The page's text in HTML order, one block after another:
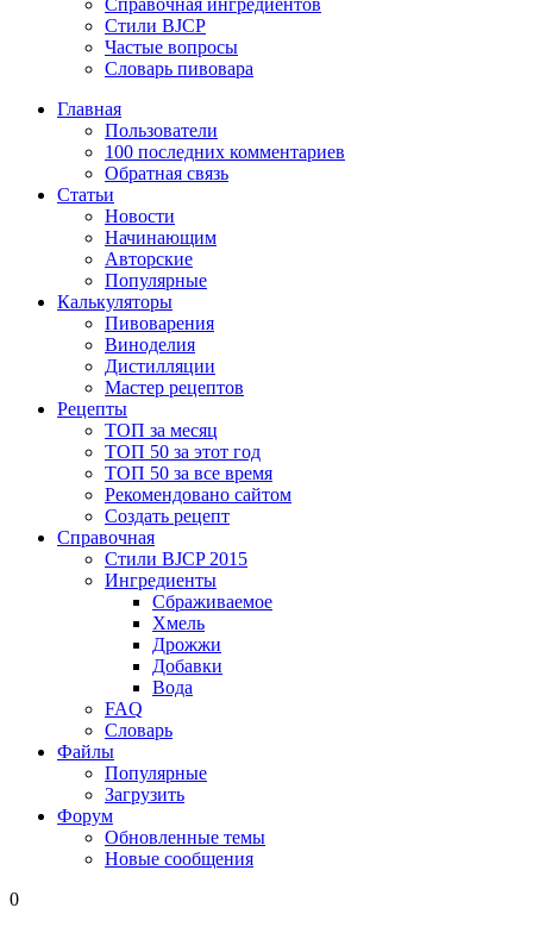
Справочная ингредиентов
Стили BJCP
Частые вопросы
Словарь пивовара
Главная
Пользователи
100 последних комментариев
Обратная связь
Статьи
Новости
Начинающим
Авторские
Популярные
Калькуляторы
Пивоварения
Виноделия
Дистилляции
Мастер рецептов
Рецепты
ТОП за месяц
ТОП 50 за этот год
ТОП 50 за все время
Рекомендовано сайтом
Создать рецепт
Справочная
Стили BJCP 2015
Ингредиенты
Сбраживаемое
Хмель
Дрожжи
Добавки
Вода
FAQ
Словарь
Файлы
Популярные
Загрузить
Форум
Обновленные темы
Новые сообщения
0